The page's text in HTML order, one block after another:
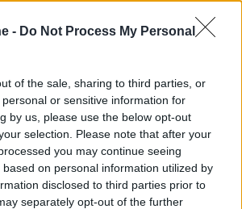
- Do Not Process My Personal
of the sale, sharing to third parties, or
or sensitive information for
by us, please use the below opt-out
selection. Please note that after your
you may continue seeing
on personal information utilized by
disclosed to third parties prior to
separately opt-out of the further